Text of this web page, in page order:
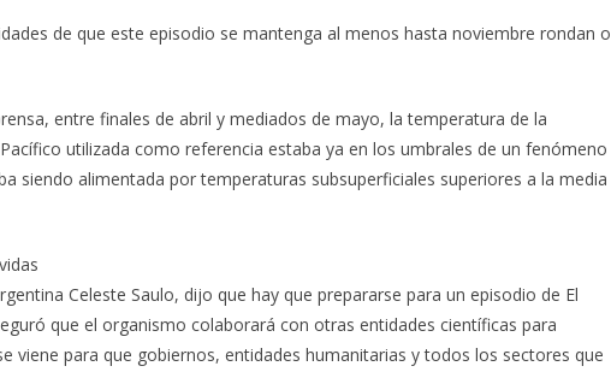
de que este episodio se mantenga al menos hasta noviembre rondan o
entre finales de abril y mediados de mayo, la temperatura de la
utilizada como referencia estaba ya en los umbrales de un fenómeno
siendo alimentada por temperaturas subsuperficiales superiores a la media
Celeste Saulo, dijo que hay que prepararse para un episodio de El
que el organismo colaborará con otras entidades científicas para
viene para que gobiernos, entidades humanitarias y todos los sectores que